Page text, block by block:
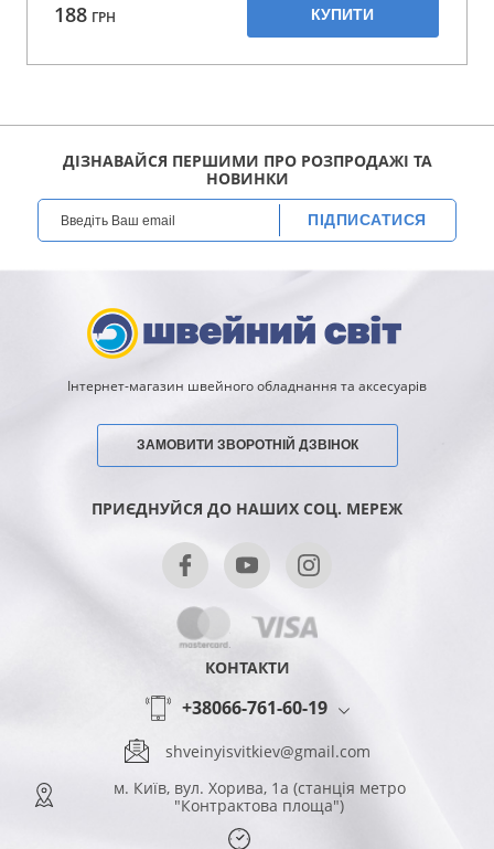
188 ГРН КУПИТИ
ДІЗНАВАЙСЯ ПЕРШИМИ ПРО РОЗПРОДАЖІ ТА
НОВИНКИ
ПІДПИСАТИСЯ
Інтернет-магазин швейного обладнання та аксесуарів
ЗАМОВИТИ ЗВОРОТНІЙ ДЗВІНОК
ПРИЄДНУЙСЯ ДО НАШИХ СОЦ. МЕРЕЖ
КОНТАКТИ
+38066-761-60-19
shveinyisvitkiev@gmail.com
м. Київ, вул. Хорива, 1а (станція метро
"Контрактова площа")